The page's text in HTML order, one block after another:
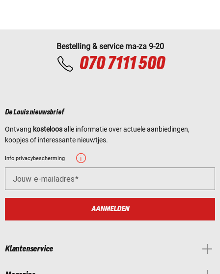
Bestelling & service ma-za 9-20
070 7111 500
De Louis nieuwsbrief
Ontvang kosteloosalle informatie over actuele aanbiedingen,
koopjes of interessante nieuwtjes.
Info privacybescherming
Jouw e-mailadres
AANMELDEN
Klantenservice